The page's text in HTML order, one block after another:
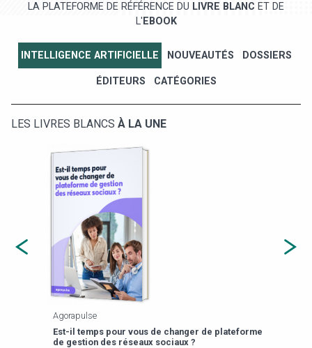
LA PLATEFORME DE RÉFÉRENCE DU LIVRE BLANC ET DE
L' EBOOK
INTELLIGENCE ARTIFICIELLE NOUVEAUTÉS DOSSIERS
ÉDITEURS CATÉGORIES
LES LIVRES BLANCS À LA UNE
Agorapulse
Est-il temps pour vous de changer de plateforme
de gestion des réseaux sociaux ?